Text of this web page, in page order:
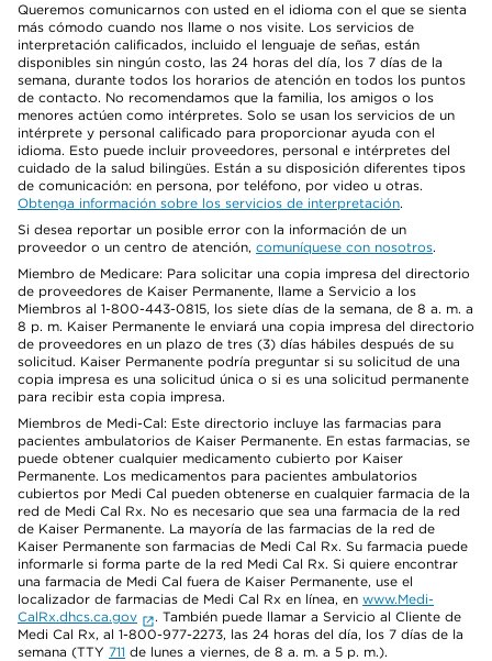
Queremos comunicarnos con usted en el idioma con el que se sienta
más cómodo cuando nos llame o nos visite. Los servicios de
interpretación calificados, incluido el lenguaje de señas, están
disponibles sin ningún costo, las 24 horas del día, los 7 días de la
semana, durante todos los horarios de atención en todos los puntos
de contacto. No recomendamos que la familia, los amigos o los
menores actúen como intérpretes. Solo se usan los servicios de un
intérprete y personal calificado para proporcionar ayuda con el
idioma. Esto puede incluir proveedores, personal e intérpretes del
cuidado de la salud bilingües. Están a su disposición diferentes tipos
de comunicación: en persona, por teléfono, por video u otras.
Obtenga información sobre los servicios de interpretación.
Si desea reportar un posible error con la información de un
proveedor o un centro de atención, comuníquese con nosotros.
Miembro de Medicare: Para solicitar una copia impresa del directorio
de proveedores de Kaiser Permanente, llame a Servicio a los
Miembros al 1-800-443-0815, los siete días de la semana, de 8 a. m. a
8 p. m. Kaiser Permanente le enviará una copia impresa del directorio
de proveedores en un plazo de tres (3) días hábiles después de su
solicitud. Kaiser Permanente podría preguntar si su solicitud de una
copia impresa es una solicitud única o si es una solicitud permanente
para recibir esta copia impresa.
Miembros de Medi-Cal: Este directorio incluye las farmacias para
pacientes ambulatorios de Kaiser Permanente. En estas farmacias, se
puede obtener cualquier medicamento cubierto por Kaiser
Permanente. Los medicamentos para pacientes ambulatorios
cubiertos por Medi Cal pueden obtenerse en cualquier farmacia de la
red de Medi Cal Rx. No es necesario que sea una farmacia de la red
de Kaiser Permanente. La mayoría de las farmacias de la red de
Kaiser Permanente son farmacias de Medi Cal Rx. Su farmacia puede
informarle si forma parte de la red Medi Cal Rx. Si quiere encontrar
una farmacia de Medi Cal fuera de Kaiser Permanente, use el
localizador de farmacias de Medi Cal Rx en línea, en www.Medi-
CalRx.dhcs.ca.gov
. También puede llamar a Servicio al Cliente de
Medi Cal Rx, al 1-800-977-2273, las 24 horas del día, los 7 días de la
semana (TTY 711 de lunes a viernes, de 8 a. m. a 5 p. m.).